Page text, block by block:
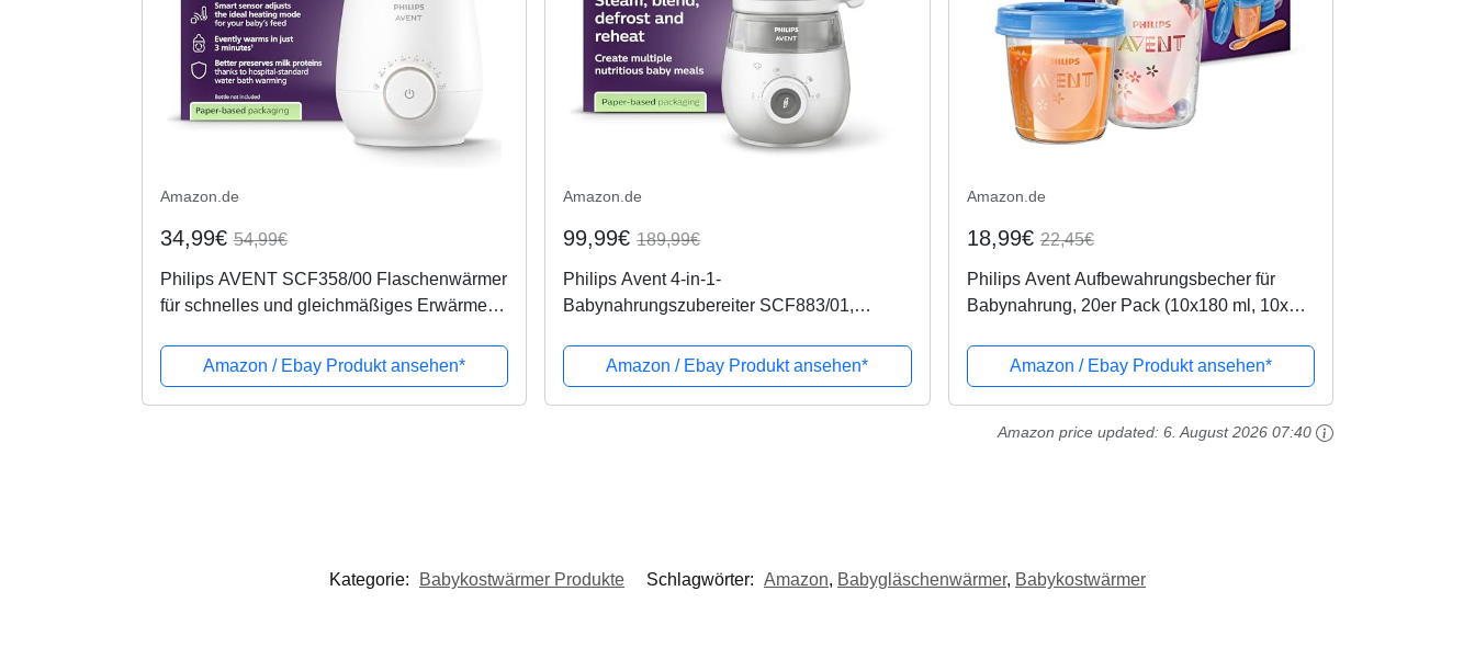
Amazon.de
34,99€ 54,99€
Philips AVENT SCF358/00 Flaschenwärmer
für schnelles und gleichmäßiges Erwärmen
Amazon / Ebay Produkt ansehen*
Amazon.de
99,99€189,99€
Philips Avent 4-in-1-
Babynahrungszubereiter SCF883/01,
Amazon / Ebay Produkt ansehen*
Amazon.de
18,99€22,45€
Philips Avent Aufbewahrungsbecher für
Babynahrung, 20er Pack (10x180 ml, 10x
Amazon / Ebay Produkt ansehen*
Amazon price updated:6. August 2026 07:40
Kategorie: Babykostwärmer Produkte Schlagwörter: Amazon, Babygläschenwärmer, Babykostwärmer